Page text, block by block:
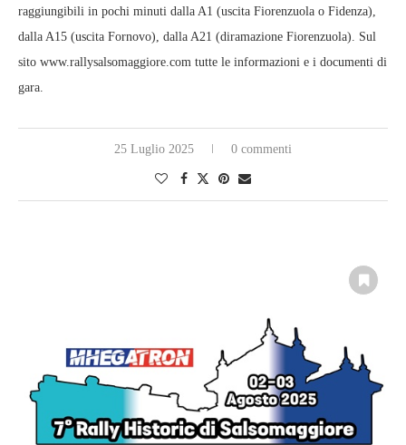
raggiungibili in pochi minuti dalla A1 (uscita Fiorenzuola o Fidenza),
dalla A15 (uscita Fornovo), dalla A21 (diramazione Fiorenzuola). Sul
sito www.rallysalsomaggiore.com tutte le informazioni e i documenti di
gara.
25 Luglio 2025 0 commenti